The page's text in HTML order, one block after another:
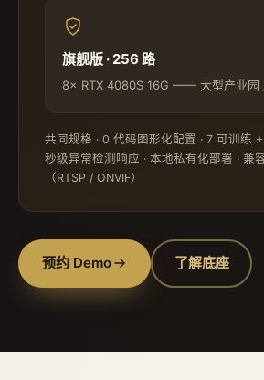
旗舰版 · 256 路
8× RTX 4080S 16G —— 大型产业园 /
共同规格 · 0 代码图形化配置 · 7 可训练
秒级异常检测响应 · 本地私有化部署 · 兼
（RTSP / ONVIF）
预约 Demo 了解底座